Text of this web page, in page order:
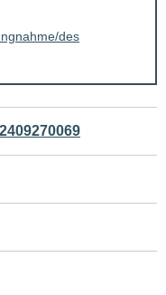
des